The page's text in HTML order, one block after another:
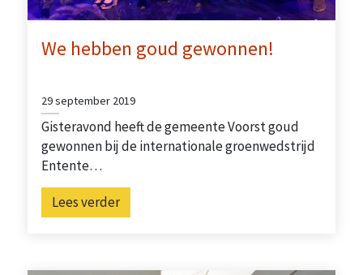
We hebben goud gewonnen!
29 september 2019
Gisteravond heeft de gemeente Voorst goud
gewonnen bij de internationale groenwedstrijd
Entente…
Lees verder